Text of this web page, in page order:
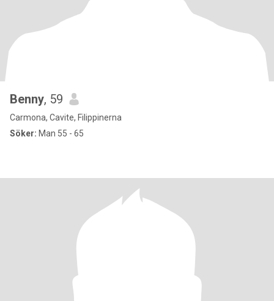
Benny, 59
Carmona, Cavite, Filippinerna
Söker: Man 55 - 65